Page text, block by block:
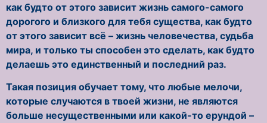
как будто от этого зависит жизнь самого-самого
дорогого и близкого для тебя существа, как будто
от этого зависит всё – жизнь человечества, судьба
мира, и только ты способен это сделать, как будто
делаешь это единственный и последний раз.
Такая позиция обучает тому, что любые мелочи,
которые случаются в твоей жизни, не являются
больше несущественными или какой-то ерундой –